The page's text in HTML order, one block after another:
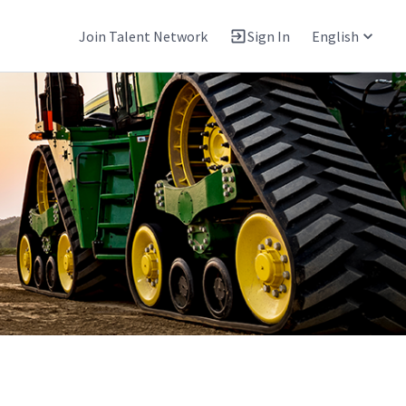
Join Talent Network Sign In English